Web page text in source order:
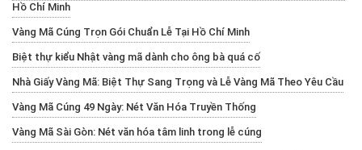
Hồ Chí Minh
Vàng Mã Cúng Trọn Gói Chuẩn Lễ Tại Hồ Chí Minh
Biệt thự kiểu Nhật vàng mã dành cho ông bà quá cố
Nhà Giấy Vàng Mã: Biệt Thự Sang Trọng và Lễ Vàng Mã Theo Yêu Cầu
Vàng Mã Cúng 49 Ngày: Nét Văn Hóa Truyền Thống
Vàng Mã Sài Gòn: Nét văn hóa tâm linh trong lễ cúng